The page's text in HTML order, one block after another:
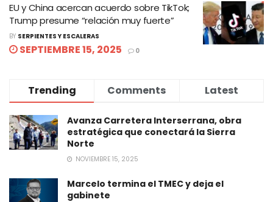
EU y China acercan acuerdo sobre TikTok;
Trump presume “relación muy fuerte”
BY SERPIENTES Y ESCALERAS
SEPTIEMBRE 15, 2025 0
Trending Comments Latest
Avanza Carretera Interserrana, obra
estratégica que conectará la Sierra
Norte
NOVIEMBRE 15, 2025
Marcelo termina el TMEC y deja el
gabinete